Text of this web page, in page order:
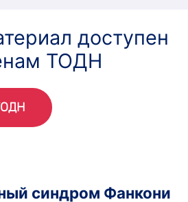
доступен
ТОДН
синдром Фанкони